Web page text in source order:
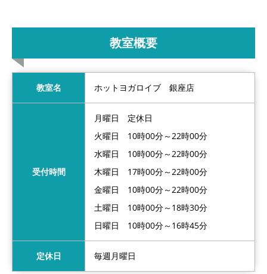
教室概要
教室名 ホットヨガロイブ 銀座店
受付時間
月曜日 定休日
火曜日 10時00分～22時00分
水曜日 10時00分～22時00分
木曜日 17時00分～22時00分
金曜日 10時00分～22時00分
土曜日 10時00分～18時30分
日曜日 10時00分～16時45分
定休日 毎週月曜日